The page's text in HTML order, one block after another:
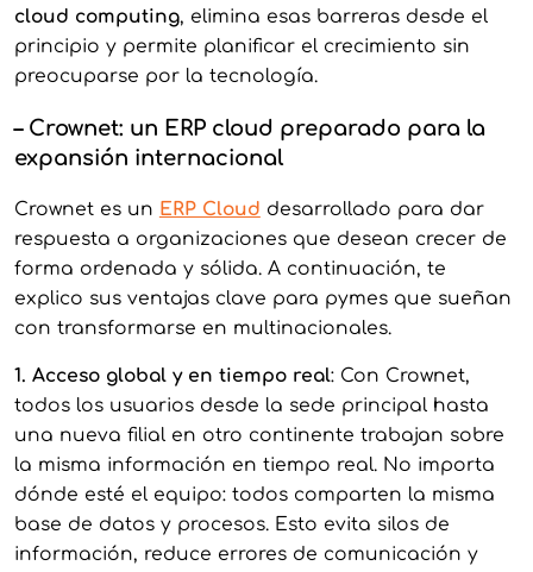
cloud computing, elimina esas barreras desde el
principio y permite planificar el crecimiento sin
preocuparse por la tecnología.
– Crownet: un ERP cloud preparado para la
expansión internacional
Crownet es un ERP Cloud desarrollado para dar
respuesta a organizaciones que desean crecer de
forma ordenada y sólida. A continuación, te
explico sus ventajas clave para pymes que sueñan
con transformarse en multinacionales.
1. Acceso global y en tiempo real: Con Crownet,
todos los usuarios desde la sede principal hasta
una nueva filial en otro continente trabajan sobre
la misma información en tiempo real. No importa
dónde esté el equipo: todos comparten la misma
base de datos y procesos. Esto evita silos de
información, reduce errores de comunicación y